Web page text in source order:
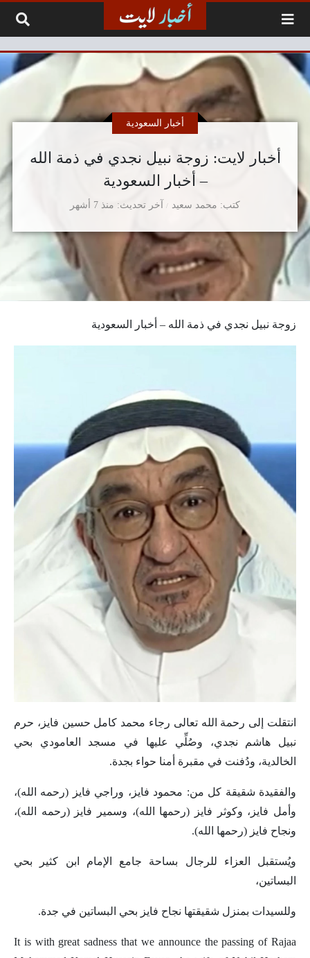
أخبار لايت: زوجة نبيل نجدي في ذمة الله
– أخبار السعودية
كتب محمد سعيد
أخبار السعودية
آخر تحديث منذ 7 أشهر
زوجة نبيل نجدي في ذمة الله – أخبار السعودية
انتقلت إلى رحمة الله تعالى رجاء محمد كامل حسين فايز، حرم
نبيل هاشم نجدي، وصُلِّي عليها في مسجد العامودي بحي
الخالدية، ودُفنت في مقبرة أمنا حواء بجدة.
والفقيدة شقيقة كل من: محمود فايز، وراجي فايز (رحمه الله)،
وأمل فايز، وكوثر فايز (رحمها الله)، وسمير فايز (رحمه الله)،
ونجاح فايز (رحمها الله).
ويُستقبل العزاء للرجال بساحة جامع الإمام ابن كثير بحي
البساتين،
وللسيدات بمنزل شقيقتها نجاح فايز بحي البساتين في جدة.
It is with great sadness that we announce the passing of Rajaa